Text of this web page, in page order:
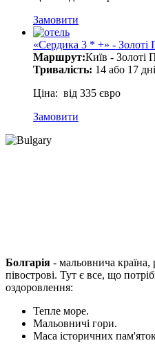
Замовити
«Сердика 3 * +» - Золоті
Маршрут:Київ - Золоті
Тривалість: 14 або 17
Ціна: від 335 євро
Замовити
Болгарія - мальовнича
півострові. Тут є все, що
оздоровлення:
Тепле море.
Мальовничі гори.
Маса історичних